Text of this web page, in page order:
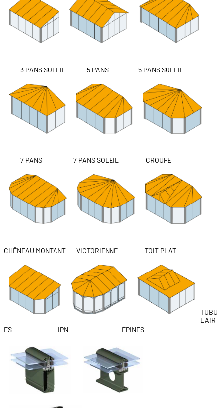
3 PANS SOLEIL 5 PANS 5 PANS SOLEIL
7 PANS 7 PANS SOLEIL CROUPE
CHÊNEAU MONTANT VICTORIENNE TOIT PLAT
TUBU
LAIR
ES IPN
ÉPINES